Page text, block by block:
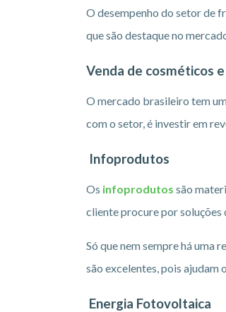
O desempenho do setor de
que são destaque no
Venda de cosméticos
O mercado brasileiro tem
com o setor, é investir em
Infoprodutos
Os infoprodutos são
cliente procure por soluções
Só que nem sempre há uma
são excelentes, pois
Energia Fotovoltaica